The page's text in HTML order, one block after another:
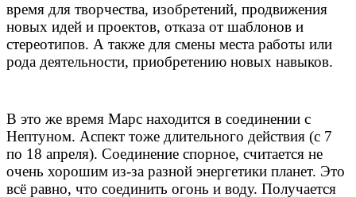
время для творчества, изобретений, продвижения
новых идей и проектов, отказа от шаблонов и
стереотипов. А также для смены места работы или
рода деятельности, приобретению новых навыков.
В это же время Марс находится в соединении с
Нептуном. Аспект тоже длительного действия (с 7
по 18 апреля). Соединение спорное, считается не
очень хорошим из-за разной энергетики планет. Это
всё равно, что соединить огонь и воду. Получается